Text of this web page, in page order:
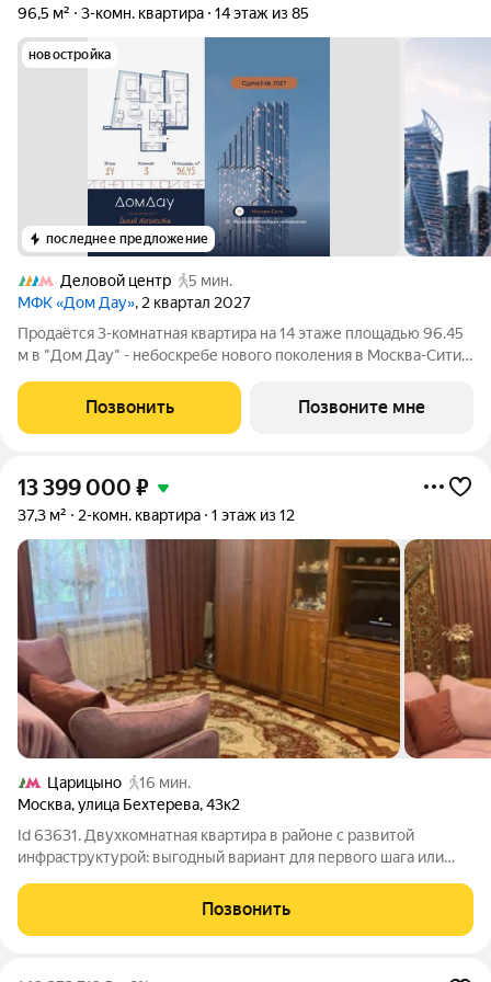
96,5 м² 3-комн. квартира 14 этаж из 85
новостройка
последнее предложение
Деловой центр
5 мин.
МФК «Дом Дау», 2 квартал 2027
Прoдаётся 3-кoмнaтнaя квартира на 14 этаже площадью 96.45
м в "Дом Дау" - небоскребе нового поколения в Москва-Сити.
нeбocкpeб, рacпoложeнный в самoм сердце делoвoй столицы
Pоccии. Это больше, чeм
Позвонить Позвоните мне
13 399 000 ₽
37,3 м² 2-комн. квартира 1 этаж из 12
Царицыно
16 мин.
Москва,улица Бехтерева,43к2
Id 63631. Двухкомнатная квартира в районе с развитой
инфраструктурой: выгодный вариант для первого шага или
этой квартире годами царило тепло и уют. Расположение одно
из ключевых
Позвонить